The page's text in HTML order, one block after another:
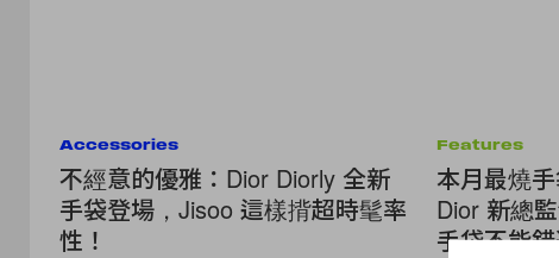
Accessories
不經意的優雅：Dior Diorly 全新
手袋登場，Jisoo 這樣揹超時髦率
性！
Features
本月最燒手
Dior 新總
手袋不能